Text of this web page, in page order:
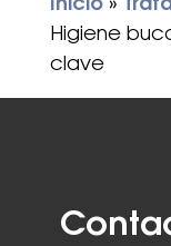
Inicio»
Higiene
clave